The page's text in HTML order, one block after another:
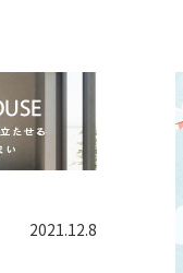
2021.12.8